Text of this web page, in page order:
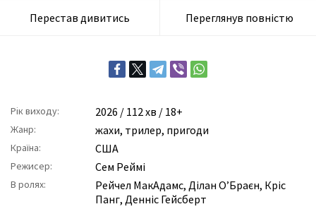
Перестав дивитись Переглянув повністю
Рік виходу: 2026 / 112 хв / 18+
Жанр: жахи, трилер, пригоди
Країна: США
Режисер: Сем Реймі
В ролях: Рейчел МакАдамс, Ділан О’Браєн, Кріс
Панг, Денніс Гейсберт